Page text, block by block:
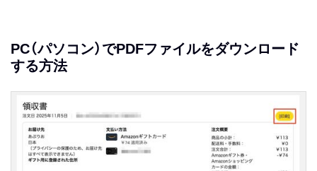
PC（パソコン）でPDFファイルをダウンロード
する方法